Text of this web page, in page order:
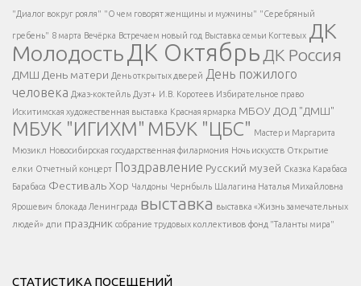
Есть вопрос?
Напишите нам
</span >
Написать
</button >
</div >
</div > </div >
"Диалог вокруг рояля" "О чем говорят женщины и мужчины" "Серебряный
гребень" 8 марта Вечёрка Встречаем новый год Выставка семьи Когтевых ДК
МолодостьДК Октябрь ДК Россия
ДМШ День матери День открытых дверей День пожилого
человека Джаз-коктейль Дуэт+ И.В. Коротеев Избирательное право
Искитимская художественная выставка Красная ярмарка МБОУ ДОД "ДМШ"
МБУК "ИГИХМ" МБУК "ЦБС" Мастер и Маргарита
Мюзикл Новосибирская государственная филармония Ночь искусств Открытие
елки Отчетный концерт Поздравление Русский музей Сказка Карабаса
Барабаса Фестиваль Хор Чалдоны Чернбыль Шалагина Наталья Михайловна
Ярошевич блокада Ленинграда выставка выставка «Жизнь замечательных
людей» дпи праздник собрание трудовых коллективов фонд "Таланты мира"
СТАТИСТИКА ПОСЕЩЕНИЙ